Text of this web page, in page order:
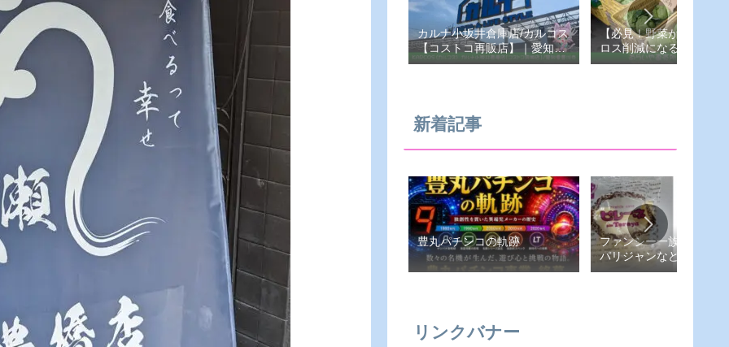
カルナ小坂井倉庫店/カルコス
【コストコ再販店】｜愛知県-
豊川市
【必見！野菜が安い！フ
ロス削減になる！あらい
売所】愛知県-豊橋市
新着記事
豊丸パチンコの軌跡
ファンシー一族（ピレー
パリジャンなど）
リンクバナー